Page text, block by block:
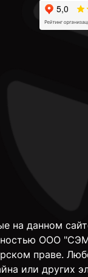
на данном
ООО
праве.
или других